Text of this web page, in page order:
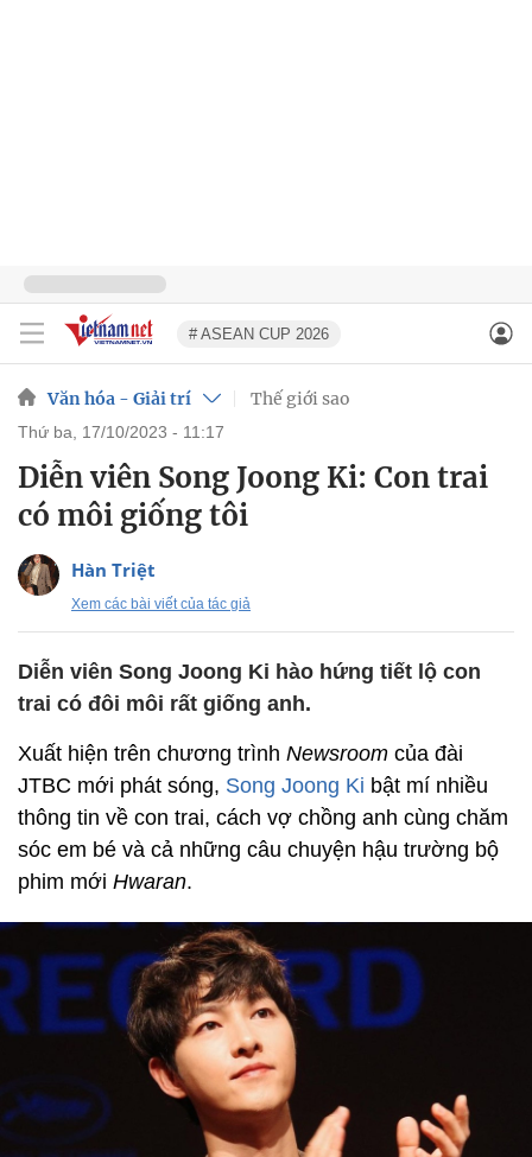
# ASEAN CUP 2026
Văn hóa - Giải trí Thế giới sao
thứ ba, 17/10/2023 - 11:17
Diễn viên Song Joong Ki: Con trai
có môi giống tôi
Hàn Triệt
Xem các bài viết của tác giả
Diễn viên Song Joong Ki hào hứng tiết lộ con
trai có đôi môi rất giống anh.
Xuất hiện trên chương trình Newsroom của đài
JTBC mới phát sóng, Song Joong Ki bật mí nhiều
thông tin về con trai, cách vợ chồng anh cùng chăm
sóc em bé và cả những câu chuyện hậu trường bộ
phim mới Hwaran.